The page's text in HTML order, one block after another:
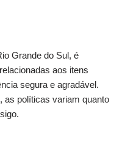
Grande do Sul, é
aos itens
segura e agradável.
as políticas variam quanto